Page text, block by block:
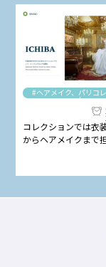
#ヘアメイク、パリコ
ナー
コレクションでは衣
からヘアメイクまで